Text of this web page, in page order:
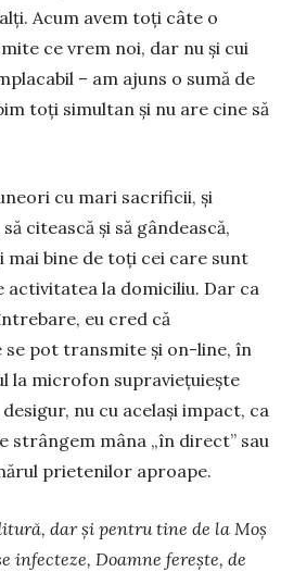
Acum a­vem toți câte o
ce vrem noi, dar nu și cui
– am ajuns o su­mă de
toți si­multan și nu are cine să
cu mari sa­crificii, și
citească și să gân­dească,
mai bine de toți cei care sunt
acti­vitatea la domiciliu. Dar ca
eu cred că
se pot transmite și on-line, în
la microfon supraviețuiește
nu cu același impact, ca
strângem mâna „în direct” sau
prietenilor aproape.
dar și pentru tine de la Moș
infec­te­ze, Doamne ferește, de